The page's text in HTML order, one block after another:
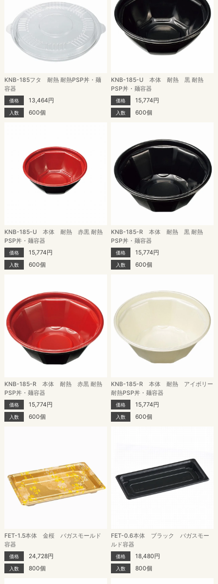
KNB-185フタ 耐熱 耐熱PSP丼・麺
容器
価格 13,464円
入数 600個
KNB-185-U 本体 耐熱 黒 耐熱
PSP丼・麺容器
価格 15,774円
入数 600個
KNB-185-U 本体 耐熱 赤黒 耐熱
PSP丼・麺容器
価格 15,774円
入数 600個
KNB-185-R 本体 耐熱 黒 耐熱
PSP丼・麺容器
価格 15,774円
入数 600個
KNB-185-R 本体 耐熱 赤黒 耐熱
PSP丼・麺容器
価格 15,774円
入数 600個
KNB-185-R 本体 耐熱 アイボリー
耐熱PSP丼・麺容器
価格 15,774円
入数 600個
FET-1.5本体 金桜 バガスモールド
容器
価格 24,728円
入数 800個
FET-0.6本体 ブラック バガスモー
ルド容器
価格 18,480円
入数 800個